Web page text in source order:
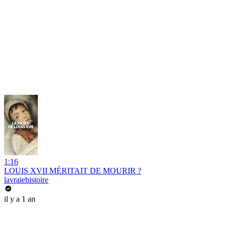
1:16
LOUIS XVII MÉRITAIT DE MOURIR ?
lavraiehistoire
il y a 1 an